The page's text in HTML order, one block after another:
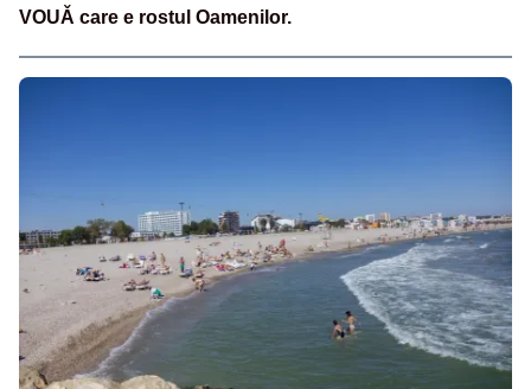
VOUǍ care e rostul Oamenilor.